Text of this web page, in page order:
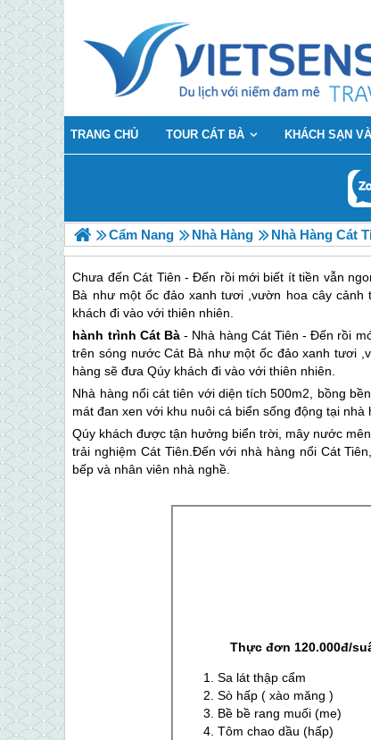
TRANG CHỦ TOUR CÁT BÀ KHÁCH SẠN
Cẩm Nang Nhà Hàng Nhà Hàng Cát
Chưa đến Cát Tiên - Đến rồi mới biết ít tiền vẫn
Bà như một ốc đảo xanh tươi ,vườn hoa cây
khách đi vào với thiên nhiên.
hành trình Cát Bà- Nhà hàng Cát Tiên - Đến rồi
trên sóng nướcCát Bà như một ốc đảo xanh tươi
hàng sẽ đưa Qúy khách đi vào với thiên nhiên.
Nhà hàng nổi cát tiên với diện tích 500m2, bồng
mát đan xen với khu nuôi cá biển sống động tại
Qúy khách được tận hưởng biển trời, mây nước
trải nghiệm Cát Tiên.Đến với nhà hàng nổi Cát
bếp và nhân viên nhà nghề.
Thực đơn 120.000đ/su
Sa lát thập cẩm
Sò hấp ( xào măng )
Bề bề rang muối (me)
Tôm chao dầu (hấp)